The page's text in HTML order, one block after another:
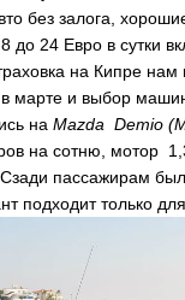
без залога,
до 24 Евро в сутки
на Кипре нам
марте и выбор
на Mazda Demio
на сотню, мотор
пассажирам
подходит только